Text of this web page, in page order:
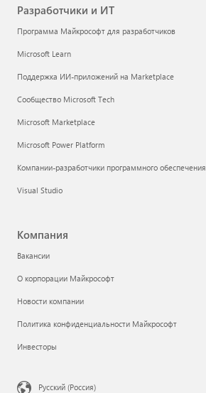
Разработчики и ИТ
Программа Майкрософт для разработчиков
Microsoft Learn
Поддержка ИИ-приложений на Marketplace
Сообщество Microsoft Tech
Microsoft Marketplace
Microsoft Power Platform
Компании-разработчики программного обеспечения
Visual Studio
Компания
Вакансии
О корпорации Майкрософт
Новости компании
Политика конфиденциальности Майкрософт
Инвесторы
Русский (Россия)